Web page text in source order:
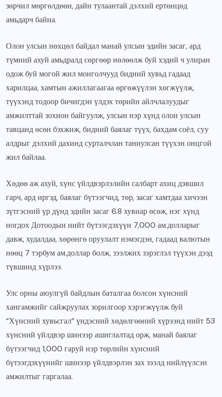
зөрчил мөргөлдөөн, дайн тулаантай дэлхий ертөнцөд
амьдарч байна.
Олон улсын нөхцөл байдал манай улсын эдийн засаг, ард
түмний ахуй амьдралд сөргөөр нөлөөлж буй хэдий ч улиран
одож буй могой жил монголчууд бидний хувьд гадаад
харилцаа, хамтын ажиллагаагаа өргөжүүлэн хөгжүүлж,
түүхэнд тодоор бичигдэн үлдэх төрийн айлчлалуудыг
амжилттай зохион байгуулж, улсын нэр хүнд олон улсын
тавцанд өсөн бэхжиж, бидний баялаг түүх, бахдам соёл, суу
алдрыг дэлхий дахинд сурталчлан таниулсан түүхэн онцгой
жил байлаа.
Хөдөө аж ахуй, хүнс үйлдвэрлэлийн салбарт ахиц дэвшил
гарч, ард иргэд, баялаг бүтээгчид, төр, засаг хамтдаа хичээн
зүтгэсний үр дүнд эдийн засаг 6.8 хувиар өсөж, нэг хүнд
ногдох Дотоодын нийт бүтээгдэхүүн 7,000 ам.долларыг
давж, худалдаа, хөрөнгө оруулалт нэмэгдэн, гадаад валютын
нөөц 7 тэрбум ам.доллар болж, зээлжих зэрэглэл түүхэн дээд
түвшинд хүрлээ.
Улс орны аюулгүй байдлын баталгаа болсон хүнсний
хангамжийг сайжруулах зорилгоор хэрэгжүүлж буй
“Хүнсний хувьсгал” үндэсний хөдөлгөөний хүрээнд нийт 53
хүнсний үйлдвэр шинээр ашиглалтад орж, манай баялаг
бүтээгчид 1,000 гаруй нэр төрлийн хүнсний
бүтээгдэхүүнийг шинээр үйлдвэрлэн зах зээлд нийлүүлсэн
амжилтыг гаргалаа.